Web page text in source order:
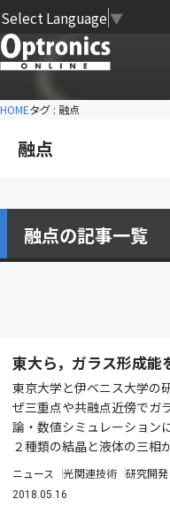
Select Language ▼
HOMEタグ : 融点
融点
融点の記事一覧
東大ら，ガラス形成能
東京大学と伊ベニス大学の
ぜ三重点や共融点近傍でガ
論・数値シミュレーション
２種類の結晶と液体の三相
ニュース 光関連技術 研究開発
2018.05.16